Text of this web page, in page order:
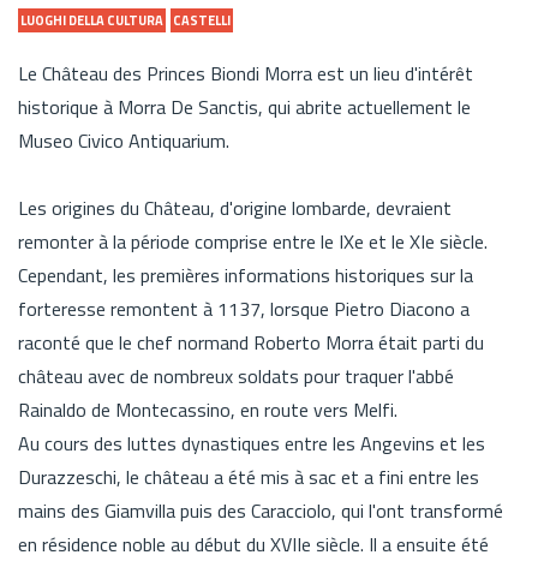
LUOGHI DELLA CULTURA CASTELLI
Le Château des Princes Biondi Morra est un lieu d'intérêt
historique à Morra De Sanctis, qui abrite actuellement le
Museo Civico Antiquarium.
Les origines du Château, d'origine lombarde, devraient
remonter à la période comprise entre le IXe et le XIe siècle.
Cependant, les premières informations historiques sur la
forteresse remontent à 1137, lorsque Pietro Diacono a
raconté que le chef normand Roberto Morra était parti du
château avec de nombreux soldats pour traquer l'abbé
Rainaldo de Montecassino, en route vers Melfi.
Au cours des luttes dynastiques entre les Angevins et les
Durazzeschi, le château a été mis à sac et a fini entre les
mains des Giamvilla puis des Caracciolo, qui l'ont transformé
en résidence noble au début du XVIIe siècle. Il a ensuite été